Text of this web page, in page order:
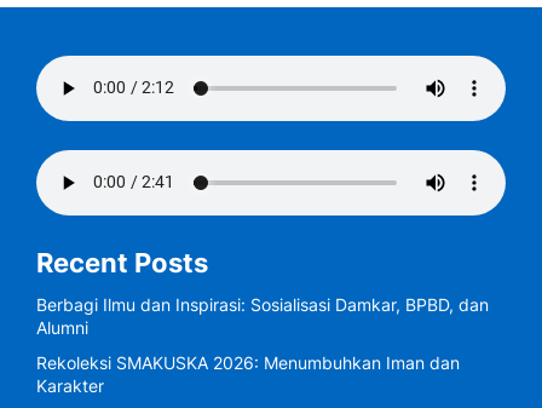
Recent Posts
Berbagi Ilmu dan Inspirasi: Sosialisasi Damkar, BPBD, dan
Alumni
Rekoleksi SMAKUSKA 2026: Menumbuhkan Iman dan
Karakter